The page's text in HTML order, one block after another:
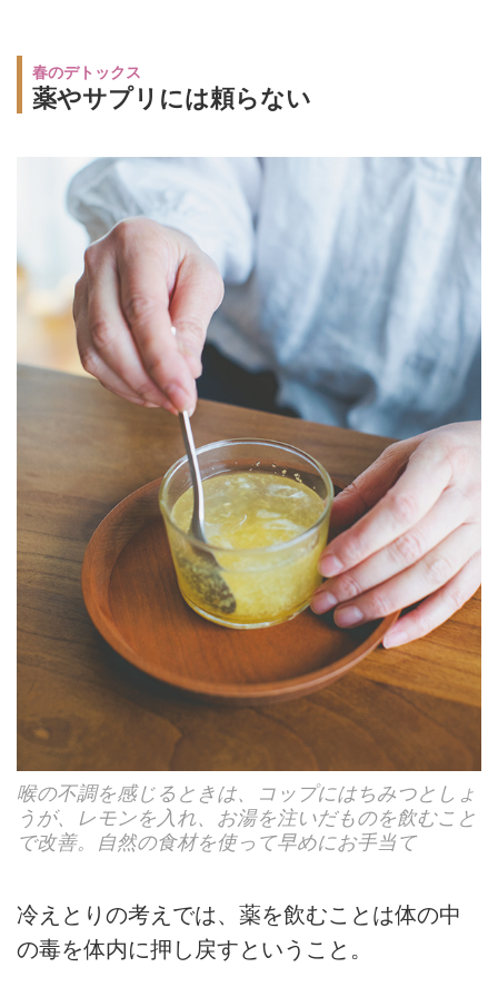
春のデトックス
薬やサプリには頼らない
喉の不調を感じるときは、コップにはちみつとしょ
うが、レモンを入れ、お湯を注いだものを飲むこと
で改善。自然の食材を使って早めにお手当て
冷えとりの考えでは、薬を飲むことは体の中
の毒を体内に押し戻すということ。